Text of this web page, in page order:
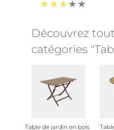
Découvrez
catégories
Table de jardin en bois